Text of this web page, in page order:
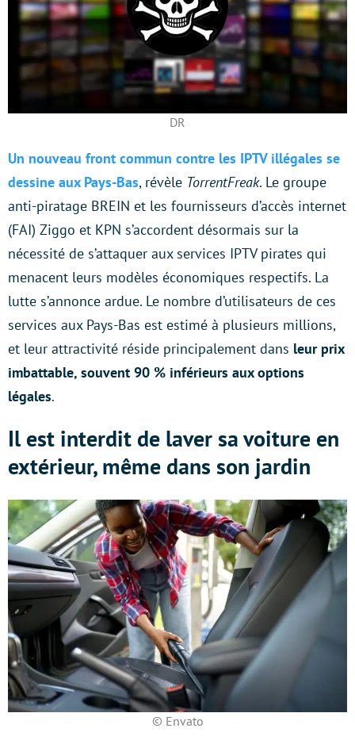
DR
Un nouveau front commun contre les IPTV illégales se
dessine aux Pays-Bas, révèle TorrentFreak. Le groupe
anti-piratage BREIN et les fournisseurs d’accès internet
(FAI) Ziggo et KPN s’accordent désormais sur la
nécessité de s’attaquer aux services IPTV pirates qui
menacent leurs modèles économiques respectifs. La
lutte s’annonce ardue. Le nombre d’utilisateurs de ces
services aux Pays-Bas est estimé à plusieurs millions,
et leur attractivité réside principalement dans leur prix
imbattable, souvent 90 % inférieurs aux options
légales.
Il est interdit de laver sa voiture en
extérieur, même dans son jardin
© Envato